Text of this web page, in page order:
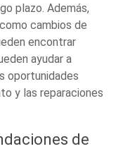
plazo. Además,
cambios de
encontrar
ayudar a
oportunidades
y las reparaciones
de